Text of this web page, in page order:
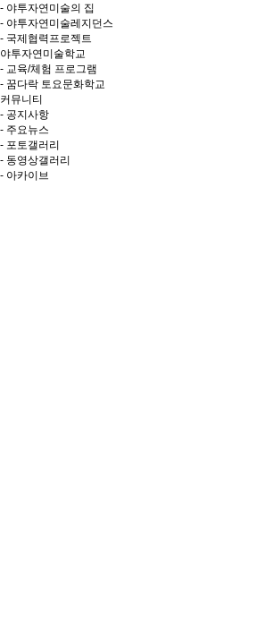
- 야투자연미술의 집
- 야투자연미술레지던스
- 국제협력프로젝트
야투자연미술학교
- 교육/체험 프로그램
- 꿈다락 토요문화학교
커뮤니티
- 공지사항
- 주요뉴스
- 포토갤러리
- 동영상갤러리
- 아카이브